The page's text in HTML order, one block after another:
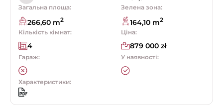
Загальна площа:
266,60 m2
Зелена зона:
164,10 m2
Кількість кімнат:
4
Ціна:
879 000 zł
Гараж: У наявності:
Характеристики: